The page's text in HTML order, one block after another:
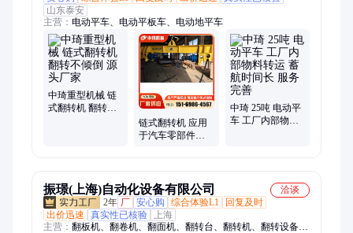
山东泰安
主营： 电动平车、电动平板车、电动地平车
中琦重型机械 链
式翻转机 翻转不
链式翻转机 应用
于汽车零部件生
中琦 25吨 电动平
车 工厂内部物料
振璟(上海)自动化设备有限公司
洽谈
2年 厂 安心购 综合体验L1
回复及时
出价迅速
真实性已核验
上海
主营： 翻板机、翻卷机、翻面机、翻转台、翻转机、翻转设备、